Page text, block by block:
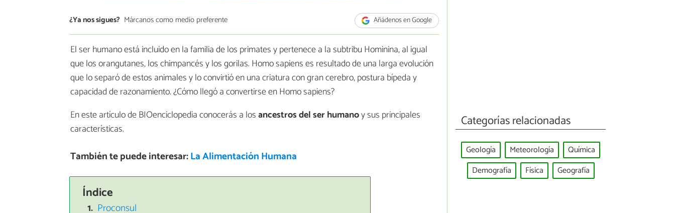
¿Ya nos sigues? Márcanos como medio preferente Añádenos en Google
El ser humano está incluido en la familia de los primates y pertenece a la subtribu Hominina, al igual
que los orangutanes, los chimpancés y los gorilas. Homo sapiens es resultado de una larga evolución
que lo separó de estos animales y lo convirtió en una criatura con gran cerebro, postura bípeda y
capacidad de razonamiento. ¿Cómo llegó a convertirse en Homo sapiens?
En este artículo de BIOenciclopedia conocerás a losancestros del ser humanoy sus principales
características.
También te puede interesar:La Alimentación Humana
Índice
Proconsul
Categorías relacionadas
Geología Meteorología
Química
Demografía
Física Geografía